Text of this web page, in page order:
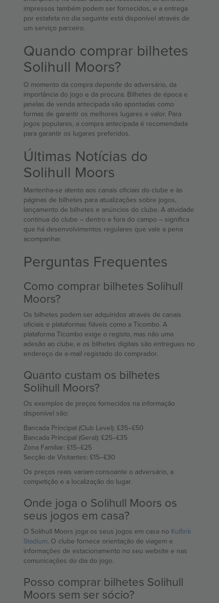
impressos também podem ser fornecidos, e a entrega
por estafeta no dia seguinte está disponível através de
um serviço parceiro.
Quando comprar bilhetes
Solihull Moors?
O momento da compra depende do adversário, da
importância do jogo e da procura. Bilhetes de época e
janelas de venda antecipada são apontadas como
formas de garantir os melhores lugares e valor. Para
jogos populares, a compra antecipada é recomendada
para garantir os lugares preferidos.
Últimas Notícias do
Solihull Moors
Mantenha-se atento aos canais oficiais do clube e às
páginas de bilhetes para atualizações sobre jogos,
lançamento de bilhetes e anúncios do clube. A atividade
contínua do clube – dentro e fora do campo – significa
que há desenvolvimentos regulares que vale a pena
acompanhar.
Perguntas Frequentes
Como comprar bilhetes Solihull
Moors?
Os bilhetes podem ser adquiridos através de canais
oficiais e plataformas fiáveis como a Ticombo. A
plataforma Ticombo exige o registo, mas não uma
adesão ao clube, e os bilhetes digitais são entregues no
endereço de e-mail registado do comprador.
Quanto custam os bilhetes
Solihull Moors?
Os exemplos de preços fornecidos na informação
disponível são:
Bancada Principal (Club Level): £35–£50
Bancada Principal (Geral): £25–£35
Zona Familiar: £15–£25
Secção de Visitantes: £15–£30
Os preços reais variam consoante o adversário, a
competição e a localização do lugar.
Onde joga o Solihull Moors os
seus jogos em casa?
O Solihull Moors joga os seus jogos em casa no Kuflink
Stadium. O clube fornece orientação de viagem e
informações de estacionamento no seu website e nas
comunicações do dia do jogo.
Posso comprar bilhetes Solihull
Moors sem ser sócio?